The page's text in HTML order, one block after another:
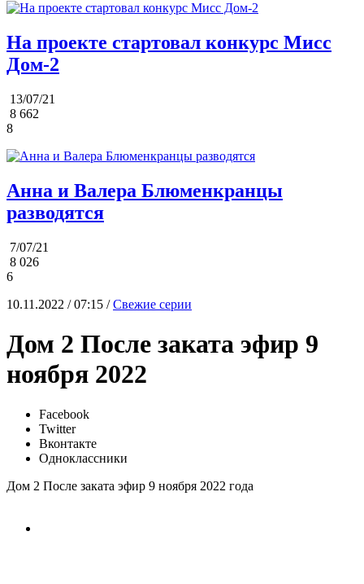
На проекте стартовал конкурс Мисс
Дом-2
13/07/21
8 662
8
Анна и Валера Блюменкранцы
разводятся
7/07/21
8 026
6
10.11.2022 / 07:15 /Свежие серии
Дом 2 После заката эфир 9
ноября 2022
Facebook
Twitter
Вконтакте
Одноклассники
Дом 2 После заката эфир 9 ноября 2022 года